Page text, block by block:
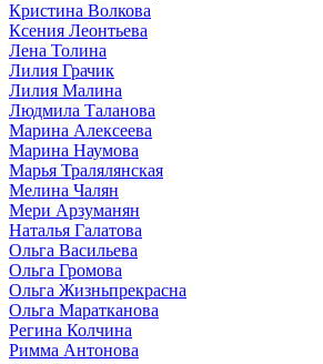
Кристина Волкова
Ксения Леонтьева
Лена Толина
Лилия Грачик
Лилия Малина
Людмила Таланова
Марина Алексеева
Марина Наумова
Марья Тралялянская
Мелина Чалян
Мери Арзуманян
Наталья Галатова
Ольга Васильева
Ольга Громова
Ольга Жизньпрекрасна
Ольга Маратканова
Регина Колчина
Римма Антонова